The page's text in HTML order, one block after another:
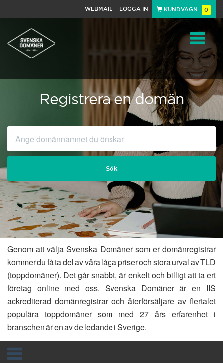
WEBMAIL LOGGA IN KUNDVAGN 0
Toggle
Registrera en domän
Sök
Genom att välja Svenska Domäner som er domänregistrar
kommer du få ta del av våra låga priser och stora urval av TLD
(toppdomäner). Det går snabbt, är enkelt och billigt att ta ert
företag online med oss. Svenska Domäner är en IIS
ackrediterad domänregistrar och återförsäljare av flertalet
populära toppdomäner som med 27 års erfarenhet i
branschen är en av de ledande i Sverige.